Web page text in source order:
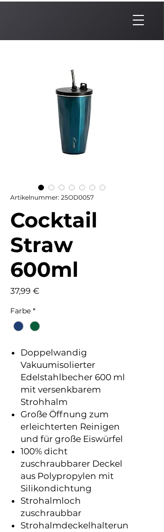
Artikelnummer: 25OD0057
Cocktail
Straw
600ml
37,99 €
Farbe *
Doppelwandig
Vakuumisolierter
Edelstahlbecher 600 ml
mit versenkbarem
Strohhalm
Große Öffnung zum
erleichterten Reinigen
und für große Eiswürfel
100% dicht
zuschraubbarer Deckel
aus Polypropylen mit
Silikondichtung
Strohalmloch
zuschraubbar
Strohalmdeckelhalterun